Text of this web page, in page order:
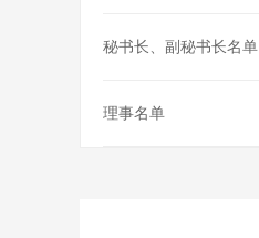
秘书长、副秘书长名单
理事名单